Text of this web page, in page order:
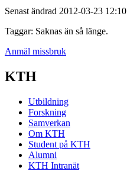
Senast ändrad 2012-03-23 12:10
Taggar: Saknas än så länge.
Anmäl missbruk
KTH
Utbildning
Forskning
Samverkan
Om KTH
Student på KTH
Alumni
KTH Intranät